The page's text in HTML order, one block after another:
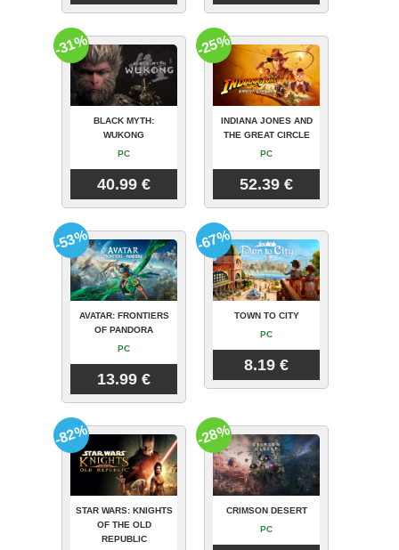
BLACK MYTH:
WUKONG
PC
40.99 €
-31%
INDIANA JONES AND
THE GREAT CIRCLE
PC
52.39 €
-25%
AVATAR: FRONTIERS
OF PANDORA
PC
13.99 €
-53%
TOWN TO CITY
PC
8.19 €
-67%
STAR WARS: KNIGHTS
OF THE OLD
REPUBLIC
-82%
CRIMSON DESERT
PC
-28%